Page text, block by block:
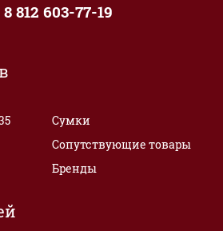
Сумки
Сопутствующие товары
Бренды
8 812 603-77-19